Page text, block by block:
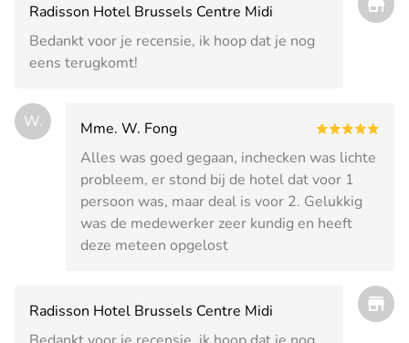
Radisson Hotel Brussels Centre Midi
Bedankt voor je recensie, ik hoop dat je nog
eens terugkomt!
W.
Mme. W. Fong
Alles was goed gegaan, inchecken was lichte
probleem, er stond bij de hotel dat voor 1
persoon was, maar deal is voor 2. Gelukkig
was de medewerker zeer kundig en heeft
deze meteen opgelost
Radisson Hotel Brussels Centre Midi